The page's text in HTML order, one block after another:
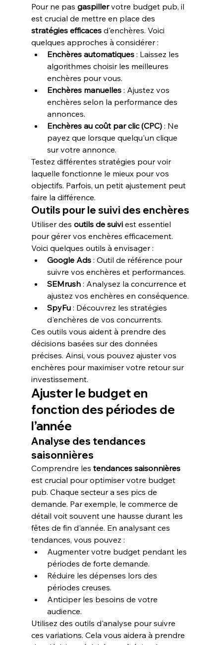
Pour ne pas gaspiller votre budget pub, il
est crucial de mettre en place des
stratégies efficaces d'enchères. Voici
quelques approches à considérer :
Enchères automatiques : Laissez les
algorithmes choisir les meilleures
enchères pour vous.
Enchères manuelles : Ajustez vos
enchères selon la performance des
annonces.
Enchères au coût par clic (CPC) : Ne
payez que lorsque quelqu'un clique
sur votre annonce.
Testez différentes stratégies pour voir
laquelle fonctionne le mieux pour vos
objectifs. Parfois, un petit ajustement peut
faire la différence.
Outils pour le suivi des enchères
Utiliser des outils de suivi est essentiel
pour gérer vos enchères efficacement.
Voici quelques outils à envisager :
Google Ads : Outil de référence pour
suivre vos enchères et performances.
SEMrush : Analysez la concurrence et
ajustez vos enchères en conséquence.
SpyFu : Découvrez les stratégies
d'enchères de vos concurrents.
Ces outils vous aident à prendre des
décisions basées sur des données
précises. Ainsi, vous pouvez ajuster vos
enchères pour maximiser votre retour sur
investissement.
Ajuster le budget en
fonction des périodes de
l’année
Analyse des tendances
saisonnières
Comprendre les tendances saisonnières
est crucial pour optimiser votre budget
pub. Chaque secteur a ses pics de
demande. Par exemple, le commerce de
détail voit souvent une hausse durant les
fêtes de fin d'année. En analysant ces
tendances, vous pouvez :
Augmenter votre budget pendant les
périodes de forte demande.
Réduire les dépenses lors des
périodes creuses.
Anticiper les besoins de votre
audience.
Utilisez des outils d'analyse pour suivre
ces variations. Cela vous aidera à prendre